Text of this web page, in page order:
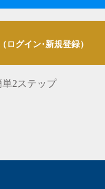
（ログイン･新規登録）
2ステップ